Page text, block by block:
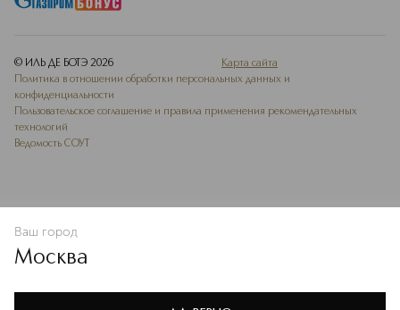
В КОРЗИНУ
© ИЛЬ ДЕ БОТЭ 2026
Карта сайта
Политика в отношении обработки персональных данных и
конфиденциальности
Пользовательское соглашение и правила применения рекомендательных
технологий
Ведомость СОУТ
Ваш город
Москва